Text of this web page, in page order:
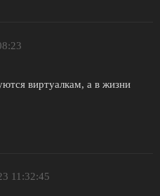
виртуалкам, а в жизни
11:32:45